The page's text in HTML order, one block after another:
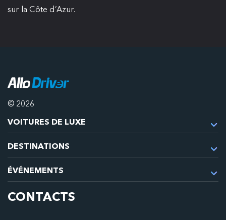
sur la Côte d’Azur.
© 2026
VOITURES DE LUXE
DESTINATIONS
ÉVÉNEMENTS
CONTACTS